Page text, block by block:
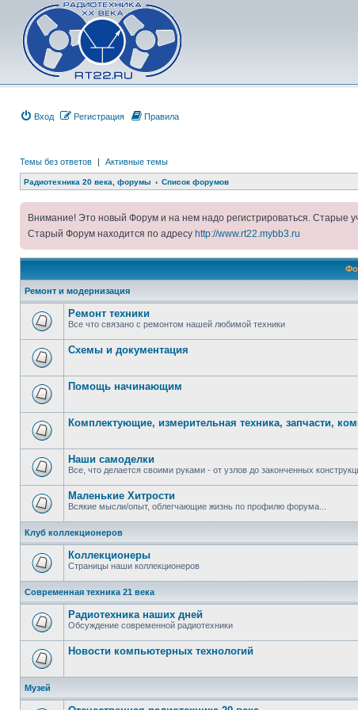
Вход Регистрация Правила
Темы без ответов | Активные темы
Радиотехника 20 века, форумы Список форумов
Внимание! Это новый Форум и на нем надо регистрироваться. Старые
Старый Форум находится по адресу http://www.rt22.mybb3.ru
Ремонт и модернизация
Ремонт техники
Все что связано с ремонтом нашей любимой техники
Схемы и документация
Помощь начинающим
Комплектующие, измерительная техника, запчасти,
Наши самоделки
Все, что делается своими руками - от узлов до законченных
Маленькие Хитрости
Всякие мысли/опыт, облегчающие жизнь по профилю форума...
Клуб коллекционеров
Коллекционеры
Страницы наши коллекционеров
Современная техника 21 века
Радиотехника наших дней
Обсуждение современной радиотехники
Новости компьютерных технологий
Музей